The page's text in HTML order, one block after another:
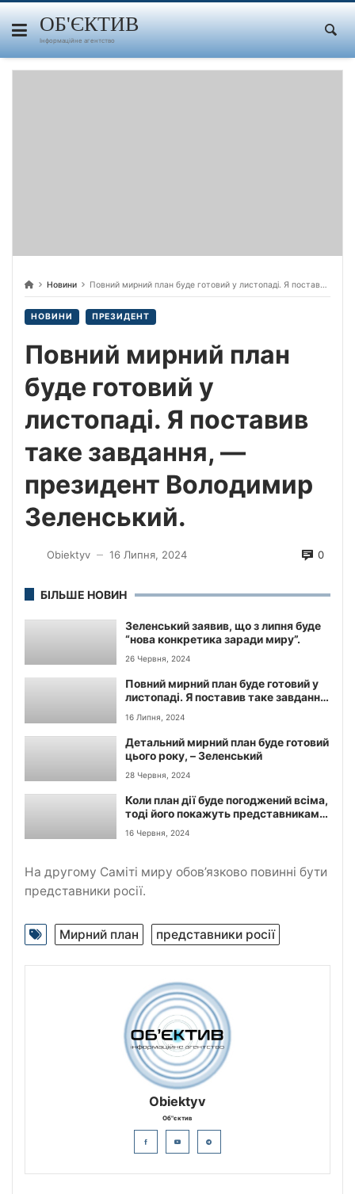
Skip
content ОБ'ЄКТИВ
Інформаційне агентство
Новини Повний мирний план буде готовий у листопаді. Я поставив таке завдання, — президент Володимир Зеленський.
НОВИНИ ПРЕЗИДЕНТ
Повний мирний план
буде готовий у
листопаді. Я поставив
таке завдання, —
президент Володимир
Зеленський.
Obiektyv — 16 Липня, 2024 0
БІЛЬШЕ НОВИН
Зеленський заявив, що з липня буде
“нова конкретика заради миру”.
26 Червня, 2024
Повний мирний план буде готовий у
листопаді. Я поставив таке завдання,
— президент Володимир
Зеленський.
16 Липня, 2024
Детальний мирний план буде готовий
цього року, – Зеленський
28 Червня, 2024
Коли план дії буде погоджений всіма,
тоді його покажуть представникам
росії, щоб на другому саміті миру ми
могли зафіксувати реальний кінець
16 Червня, 2024
На другому Саміті миру обов’язково повинні бути
представники росії.
Мирний план представники росії
Obiektyv
Об"єктив